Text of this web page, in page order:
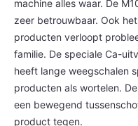
machine alles waar. De
zeer betrouwbaar. Ook
producten verloopt
familie. De speciale Ca-
heeft lange weegschalen
producten als wortelen.
een bewegend
product tegen.